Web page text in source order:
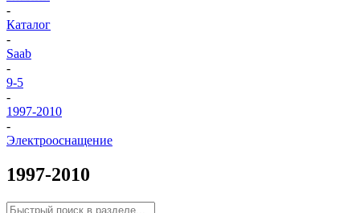
-
Каталог
-
Saab
-
9-5
-
1997-2010
-
Электрооснащение
1997-2010